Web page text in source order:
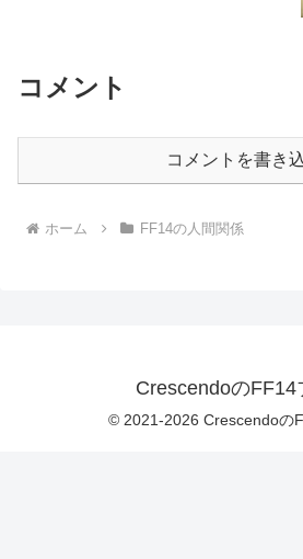
コメント
コメントを書き
ホーム FF14の人間関係
CrescendoのFF14
© 2021-2026 Crescendoの